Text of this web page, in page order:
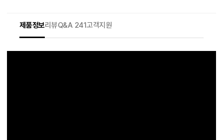
제품정보리뷰Q&A 241고객지원